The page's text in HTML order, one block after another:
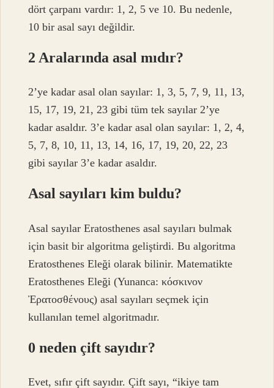
dört çarpanı vardır: 1, 2, 5 ve 10. Bu nedenle,
10 bir asal sayı değildir.
2 Aralarında asal mıdır?
2’ye kadar asal olan sayılar: 1, 3, 5, 7, 9, 11, 13,
15, 17, 19, 21, 23 gibi tüm tek sayılar 2’ye
kadar asaldır. 3’e kadar asal olan sayılar: 1, 2, 4,
5, 7, 8, 10, 11, 13, 14, 16, 17, 19, 20, 22, 23
gibi sayılar 3’e kadar asaldır.
Asal sayıları kim buldu?
Asal sayılar Eratosthenes asal sayıları bulmak
için basit bir algoritma geliştirdi. Bu algoritma
Eratosthenes Eleği olarak bilinir. Matematikte
Eratosthenes Eleği (Yunanca: κόσκινον
Ἐρατοσθένους) asal sayıları seçmek için
kullanılan temel algoritmadır.
0 neden çift sayıdır?
Evet, sıfır çift sayıdır. Çift sayı, “ikiye tam